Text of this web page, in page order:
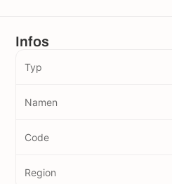
Infos
Typ
Namen
Code
Region